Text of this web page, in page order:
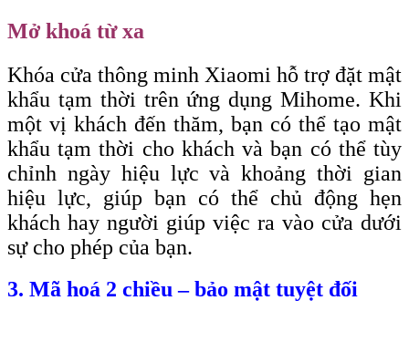
Mở khoá từ xa
Khóa cửa thông minh Xiaomi hỗ trợ đặt mật
khẩu tạm thời trên ứng dụng Mihome. Khi
một vị khách đến thăm, bạn có thể tạo mật
khẩu tạm thời cho khách và bạn có thể tùy
chỉnh ngày hiệu lực và khoảng thời gian
hiệu lực, giúp bạn có thể chủ động hẹn
khách hay người giúp việc ra vào cửa dưới
sự cho phép của bạn.
3. Mã hoá 2 chiều – bảo mật tuyệt đối